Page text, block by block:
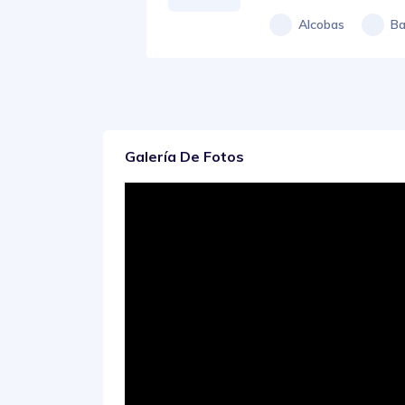
Alcobas
Galería De Fotos